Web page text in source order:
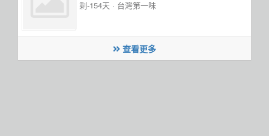
剩-154天 · 台灣第一味
查看更多